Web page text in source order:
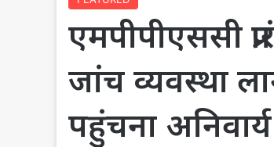
एमपीपीएससी
जांच व्यवस्था
पहुंचना अनिवार्य